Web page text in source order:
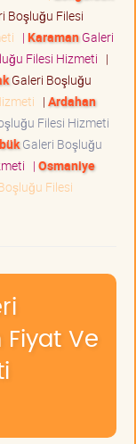
Boşluğu Filesi
| KaramanGaleri
Filesi Hizmeti |
Galeri Boşluğu
| Ardahan
Filesi Hizmeti
Galeri Boşluğu
| Osmaniye
Filesi
Fiyat Ve